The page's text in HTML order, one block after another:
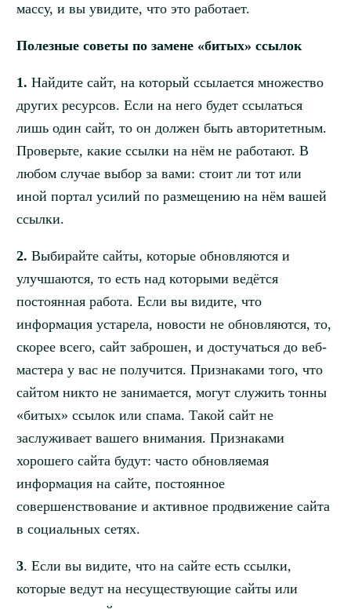
массу, и вы увидите, что это работает.
Полезные советы по замене «битых» ссылок
1. Найдите сайт, на который ссылается множество
других ресурсов. Если на него будет ссылаться
лишь один сайт, то он должен быть авторитетным.
Проверьте, какие ссылки на нём не работают. В
любом случае выбор за вами: стоит ли тот или
иной портал усилий по размещению на нём вашей
ссылки.
2. Выбирайте сайты, которые обновляются и
улучшаются, то есть над которыми ведётся
постоянная работа. Если вы видите, что
информация устарела, новости не обновляются, то,
скорее всего, сайт заброшен, и достучаться до веб-
мастера у вас не получится. Признаками того, что
сайтом никто не занимается, могут служить тонны
«битых» ссылок или спама. Такой сайт не
заслуживает вашего внимания. Признаками
хорошего сайта будут: часто обновляемая
информация на сайте, постоянное
совершенствование и активное продвижение сайта
в социальных сетях.
3. Если вы видите, что на сайте есть ссылки,
которые ведут на несуществующие сайты или